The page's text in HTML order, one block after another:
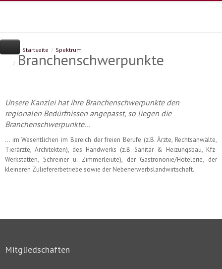
Startseite / Spektrum
/ Branchenschwerpunkte
Unsere Kanzlei hat ihre Branchenschwerpunkte den
regionalen Bedürfnissen angepasst, so liegen die
Branchenschwerpunkte...
... im Wesentlichen im Bereich der freien Berufe (z.B. Ärzte, Rechtsanwälte,
Tierärzte, Architekten), des Handwerks (z.B. Sanitär & Heizungsbau, Kfz-
Werkstätten, Schreiner u. Zimmerleiute), der Gastrononie/Hotelerie, der
kleineren Zuliefererbetriebe sowie der Nebenerwerbslandwirtschaft.
Mitgliedschaften
Spektrum
Branchenschwerpunkte
Landwirtschaftliche Buchstelle
Finanzbuchhaltung |
Lohn- & Gehaltsabrechnung
Unternehmensberatung
Sofortmeldung
So bucht man heute - Video
Deutscher